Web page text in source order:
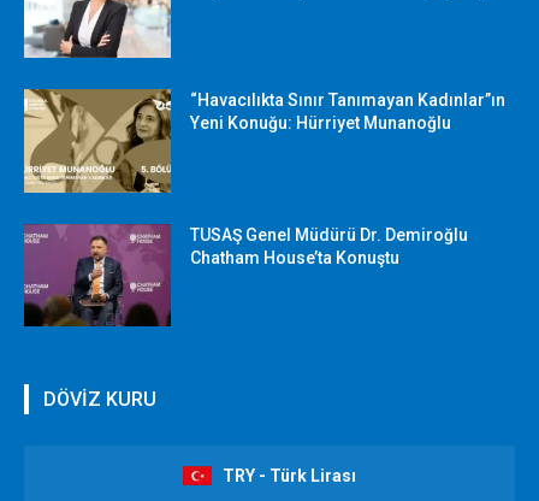
“Havacılıkta Sınır Tanımayan Kadınlar”ın
Yeni Konuğu: Hürriyet Munanoğlu
TUSAŞ Genel Müdürü Dr. Demiroğlu
Chatham House’ta Konuştu
DÖVİZ KURU
TRY - Türk Lirası